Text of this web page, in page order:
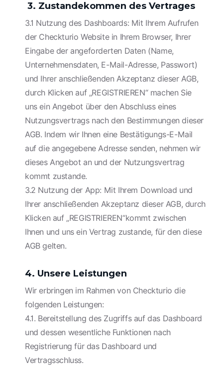
3. Zustandekommen des Vertrages
3.1 Nutzung des Dashboards: Mit Ihrem Aufrufen
der Checkturio Website in Ihrem Browser, Ihrer
Eingabe der angeforderten Daten (Name,
Unternehmensdaten, E-Mail-Adresse, Passwort)
und Ihrer anschließenden Akzeptanz dieser AGB,
durch Klicken auf „REGISTRIEREN“ machen Sie
uns ein Angebot über den Abschluss eines
Nutzungsvertrags nach den Bestimmungen dieser
AGB. Indem wir Ihnen eine Bestätigungs-E-Mail
auf die angegebene Adresse senden, nehmen wir
dieses Angebot an und der Nutzungsvertrag
kommt zustande.
3.2 Nutzung der App: Mit Ihrem Download und
Ihrer anschließenden Akzeptanz dieser AGB, durch
Klicken auf „REGISTRIEREN“kommt zwischen
Ihnen und uns ein Vertrag zustande, für den diese
AGB gelten.
4. Unsere Leistungen
Wir erbringen im Rahmen von Checkturio die
folgenden Leistungen:
4.1. Bereitstellung des Zugriffs auf das Dashboard
und dessen wesentliche Funktionen nach
Registrierung für das Dashboard und
Vertragsschluss.